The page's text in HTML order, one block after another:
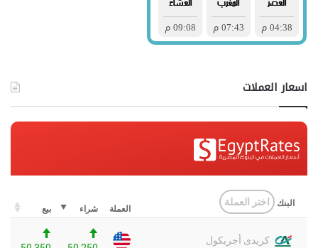
اسعار العملات